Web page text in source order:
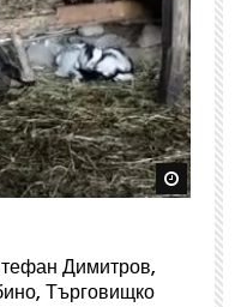
Watch
Димитров,
Търговищко